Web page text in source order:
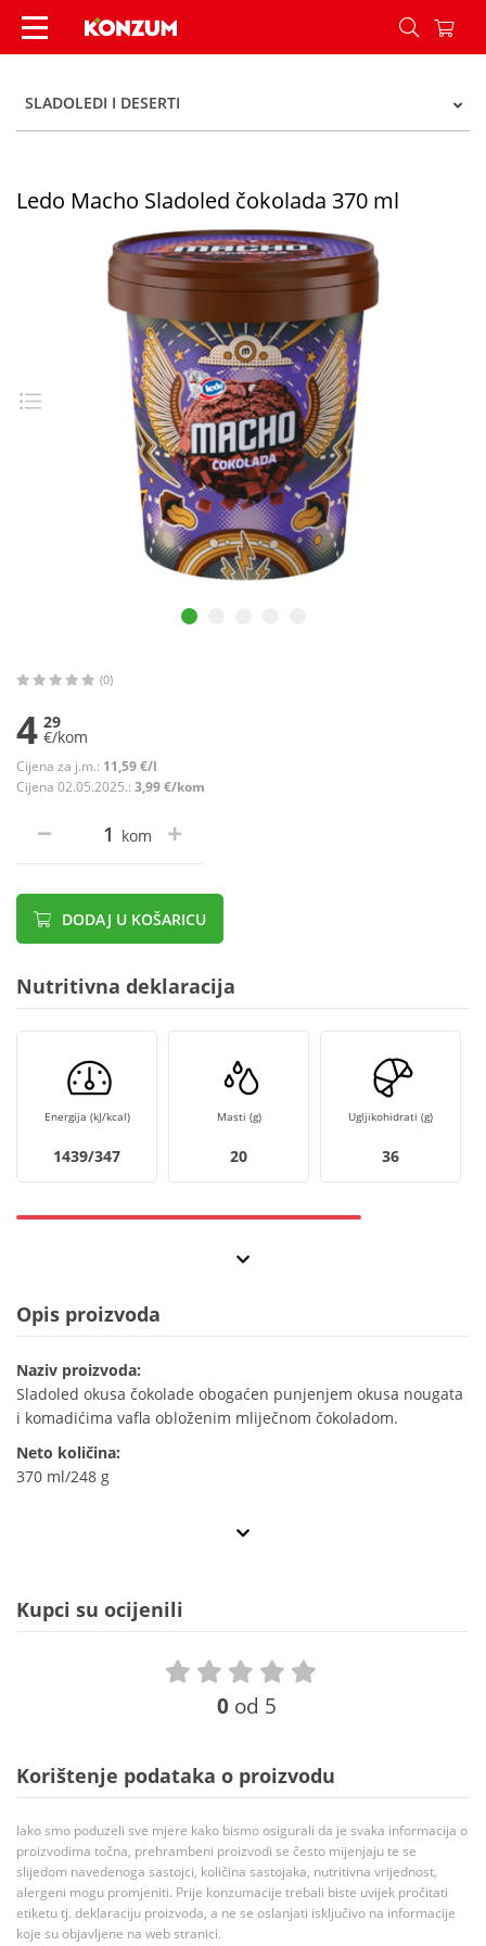
Ledo Macho Sladoled čokolada 370 ml - Konzum
SLADOLEDI I DESERTI
Ledo Macho Sladoled čokolada 370 ml
(0)
4 29
€/kom
Cijena za j.m.: 11,59 €/l
Cijena 02.05.2025.: 3,99 €/kom
kom
DODAJ U KOŠARICU
Nutritivna deklaracija
Energija (kJ/kcal)
1439/347
Masti (g)
20
Ugljikohidrati (g)
36
Opis proizvoda
Naziv proizvoda:
Sladoled okusa čokolade obogaćen punjenjem okusa nougata
i komadićima vafla obloženim mliječnom čokoladom.
Neto količina:
370 ml/248 g
Kupci su ocijenili
0 od 5
Korištenje podataka o proizvodu
Iako smo poduzeli sve mjere kako bismo osigurali da je svaka informacija o
proizvodima točna, prehrambeni proizvodi se često mijenjaju te se
slijedom navedenoga sastojci, količina sastojaka, nutritivna vrijednost,
alergeni mogu promjeniti. Prije konzumacije trebali biste uvijek pročitati
etiketu tj. deklaraciju proizvoda, a ne se oslanjati isključivo na informacije
koje su objavljene na web stranici.